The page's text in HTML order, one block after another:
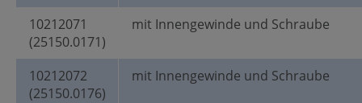
10212071
(25150.0171)
mit Innengewinde und Schraube
10212072
(25150.0176)
mit Innengewinde und Schraube